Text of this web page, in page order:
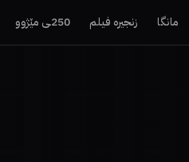
مانگا زنجیرە فیلم 250ـی مێژوو